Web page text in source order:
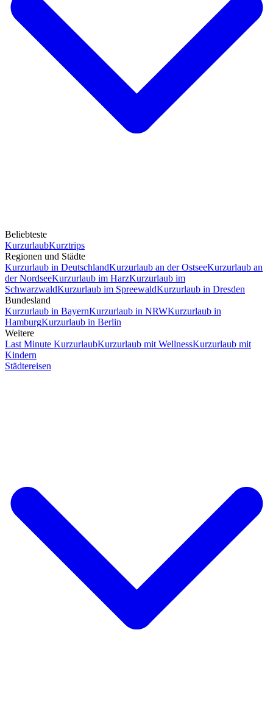
Beliebteste
KurzurlaubKurztrips
Regionen und Städte
Kurzurlaub in DeutschlandKurzurlaub an der OstseeKurzurlaub an
der NordseeKurzurlaub im HarzKurzurlaub im
SchwarzwaldKurzurlaub im SpreewaldKurzurlaub in Dresden
Bundesland
Kurzurlaub in BayernKurzurlaub in NRWKurzurlaub in
HamburgKurzurlaub in Berlin
Weitere
Last Minute KurzurlaubKurzurlaub mit WellnessKurzurlaub mit
Kindern
Städtereisen